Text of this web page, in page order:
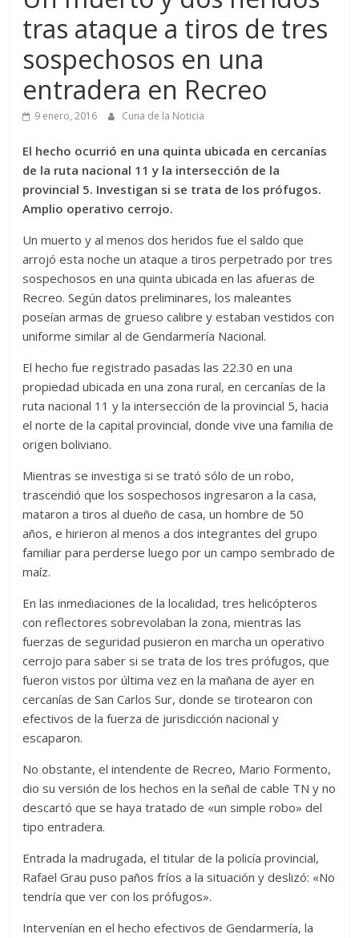
tras ataque a tiros de tres
sospechosos en una
entradera en Recreo
9 enero, 2016 Cuna de la Noticia
El hecho ocurrió en una quinta ubicada en cercanías
de la ruta nacional 11 y la intersección de la
provincial 5. Investigan si se trata de los prófugos.
Amplio operativo cerrojo.
Un muerto y al menos dos heridos fue el saldo que
arrojó esta noche un ataque a tiros perpetrado por tres
sospechosos en una quinta ubicada en las afueras de
Recreo. Según datos preliminares, los maleantes
poseían armas de grueso calibre y estaban vestidos con
uniforme similar al de Gendarmería Nacional.
El hecho fue registrado pasadas las 22.30 en una
propiedad ubicada en una zona rural, en cercanías de la
ruta nacional 11 y la intersección de la provincial 5, hacia
el norte de la capital provincial, donde vive una familia de
origen boliviano.
Mientras se investiga si se trató sólo de un robo,
trascendió que los sospechosos ingresaron a la casa,
mataron a tiros al dueño de casa, un hombre de 50
años, e hirieron al menos a dos integrantes del grupo
familiar para perderse luego por un campo sembrado de
maíz.
En las inmediaciones de la localidad, tres helicópteros
con reflectores sobrevolaban la zona, mientras las
fuerzas de seguridad pusieron en marcha un operativo
cerrojo para saber si se trata de los tres prófugos, que
fueron vistos por última vez en la mañana de ayer en
cercanías de San Carlos Sur, donde se tirotearon con
efectivos de la fuerza de jurisdicción nacional y
escaparon.
No obstante, el intendente de Recreo, Mario Formento,
dio su versión de los hechos en la señal de cable TN y no
descartó que se haya tratado de «un simple robo» del
tipo entradera.
Entrada la madrugada, el titular de la policía provincial,
Rafael Grau puso paños fríos a la situación y deslizó: «No
tendría que ver con los prófugos».
Intervenían en el hecho efectivos de Gendarmería, la